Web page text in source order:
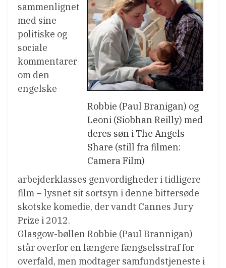
Robbie (Paul Branigan) og
Leoni (Siobhan Reilly) med
deres søn i The Angels
Share (still fra filmen:
Camera Film)
sammenlignet
med sine
politiske og
sociale
kommentarer
om den
engelske
arbejderklasses genvordigheder i tidligere
film – lysnet sit sortsyn i denne bittersøde
skotske komedie, der vandt Cannes Jury
Prize i 2012.
Glasgow-bøllen Robbie (Paul Brannigan)
står overfor en længere fængselsstraf for
overfald, men modtager samfundstjeneste i